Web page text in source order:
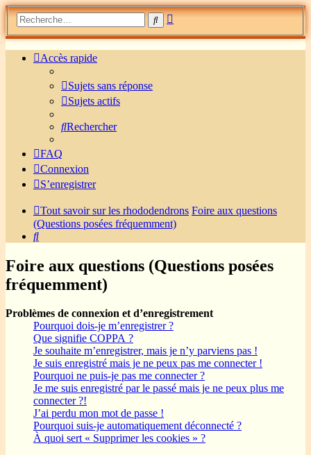
Rechercher
Recherche
Accès rapide
Sujets sans réponse
Sujets actifs
Rechercher
FAQ
Connexion
S’enregistrer
Tout savoir sur les rhododendrons Foire aux questions
(Questions posées fréquemment)
Rechercher
Foire aux questions (Questions posées
fréquemment)
Problèmes de connexion et d’enregistrement
Pourquoi dois-je m’enregistrer ?
Que signifie COPPA ?
Je souhaite m’enregistrer, mais je n’y parviens pas !
Je suis enregistré mais je ne peux pas me connecter !
Pourquoi ne puis-je pas me connecter ?
Je me suis enregistré par le passé mais je ne peux plus me
connecter ?!
J’ai perdu mon mot de passe !
Pourquoi suis-je automatiquement déconnecté ?
À quoi sert « Supprimer les cookies » ?